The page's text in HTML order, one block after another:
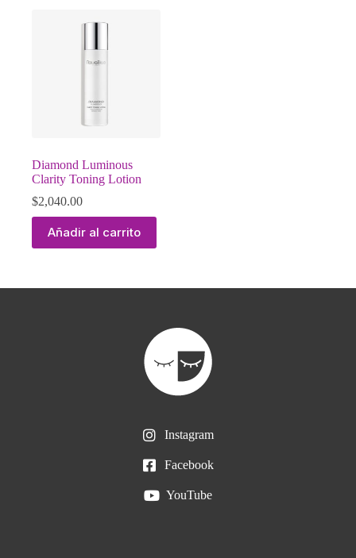
Diamond Luminous
Clarity Toning Lotion
$2,040.00
Añadir al carrito
Instagram
Facebook
YouTube